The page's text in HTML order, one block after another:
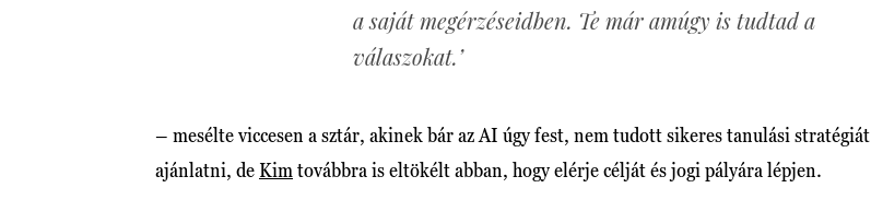
a saját megérzéseidben. Te már amúgy is tudtad a
válaszokat.’
– mesélte viccesen a sztár, akinek bár az AI úgy fest, nem tudott sikeres tanulási stratégiát
ajánlatni, de Kim továbbra is eltökélt abban, hogy elérje célját és jogi pályára lépjen.